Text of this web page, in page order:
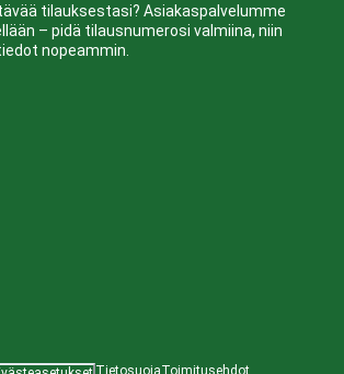
tilauksestasi? Asiakaspalvelumme
– pidä tilausnumerosi valmiina, niin
nopeammin.